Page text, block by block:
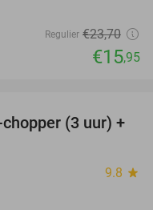
Regulier €23,70
€15,95
35%
(3 uur) +
9.8 star